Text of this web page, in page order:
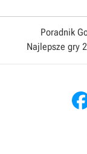
Poradnik
Najlepsze gry